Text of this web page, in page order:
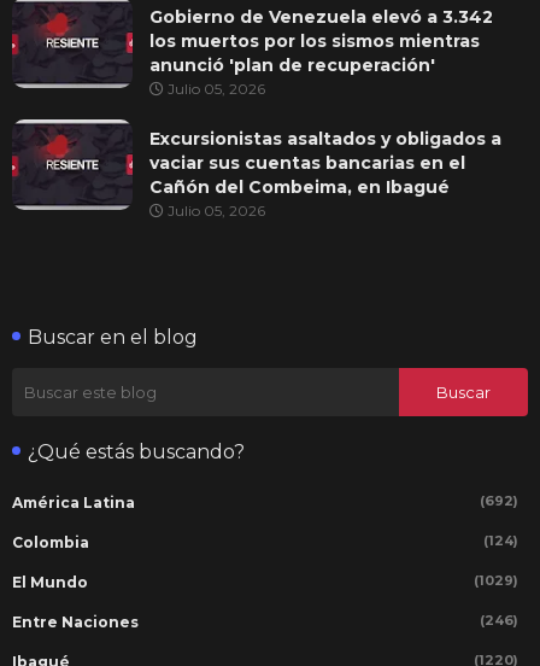
Gobierno de Venezuela elevó a 3.342
los muertos por los sismos mientras
anunció 'plan de recuperación'
Julio 05, 2026
Excursionistas asaltados y obligados a
vaciar sus cuentas bancarias en el
Cañón del Combeima, en Ibagué
Julio 05, 2026
Buscar en el blog
¿Qué estás buscando?
América Latina (692)
Colombia (124)
El Mundo (1029)
Entre Naciones (246)
Ibagué (1220)